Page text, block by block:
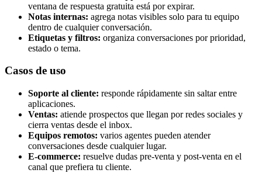
ventana de respuesta gratuita está por expirar.
Notas internas: agrega notas visibles solo para tu equipo
dentro de cualquier conversación.
Etiquetas y filtros: organiza conversaciones por prioridad,
estado o tema.
Casos de uso
Soporte al cliente: responde rápidamente sin saltar entre
aplicaciones.
Ventas: atiende prospectos que llegan por redes sociales y
cierra ventas desde el inbox.
Equipos remotos: varios agentes pueden atender
conversaciones desde cualquier lugar.
E-commerce: resuelve dudas pre-venta y post-venta en el
canal que prefiera tu cliente.